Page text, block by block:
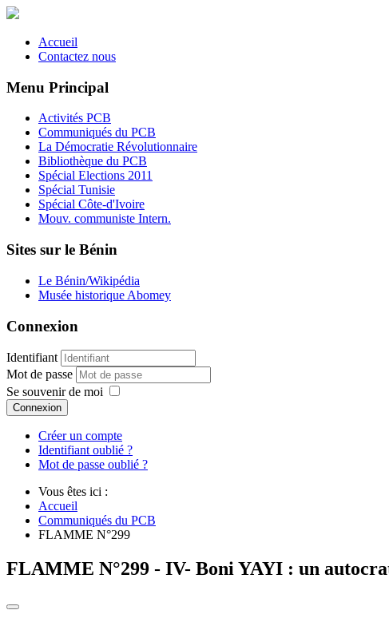
Accueil
Contactez nous
Menu Principal
Activités PCB
Communiqués du PCB
La Démocratie Révolutionnaire
Bibliothèque du PCB
Spécial Elections 2011
Spécial Tunisie
Spécial Côte-d'Ivoire
Mouv. communiste Intern.
Sites sur le Bénin
Le Bénin/Wikipédia
Musée historique Abomey
Connexion
Identifiant
Mot de passe
Se souvenir de moi
Connexion
Créer un compte
Identifiant oublié ?
Mot de passe oublié ?
Vous êtes ici :
Accueil
Communiqués du PCB
FLAMME N°299
FLAMME N°299 - IV- Boni YAYI : un